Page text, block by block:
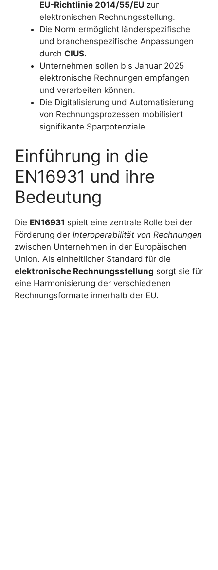
EU-Richtlinie 2014/55/EU zur
elektronischen Rechnungsstellung.
Die Norm ermöglicht länderspezifische
und branchenspezifische Anpassungen
durch CIUS.
Unternehmen sollen bis Januar 2025
elektronische Rechnungen empfangen
und verarbeiten können.
Die Digitalisierung und Automatisierung
von Rechnungsprozessen mobilisiert
signifikante Sparpotenziale.
Einführung in die
EN16931 und ihre
Bedeutung
Die EN16931 spielt eine zentrale Rolle bei der
Förderung der Interoperabilität von Rechnungen
zwischen Unternehmen in der Europäischen
Union. Als einheitlicher Standard für die
elektronische Rechnungsstellung sorgt sie für
eine Harmonisierung der verschiedenen
Rechnungsformate innerhalb der EU.